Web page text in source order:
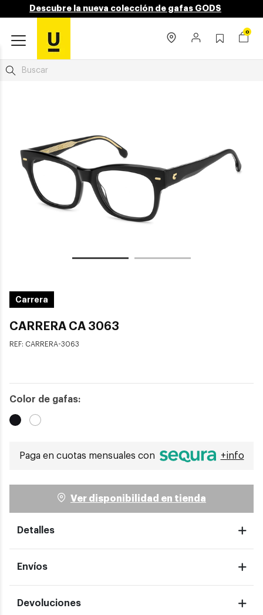
Descubre la nueva colección de gafas GODS
0
Carrera
CARRERA CA 3063
REF: CARRERA-3063
Color de gafas:
Paga en cuotas mensuales con +info
Ver disponibilidad en tienda
Detalles
Envíos
Devoluciones